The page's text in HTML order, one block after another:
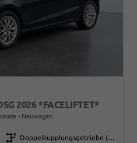
2026 *FACELIFTET*
Neuwagen
Getriebe
Doppelkupplungsgetriebe (DSG)